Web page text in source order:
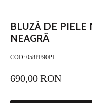
BLUZĂ DE PIELE
NEAGRĂ
COD: 058PF90PI
690,00 RON